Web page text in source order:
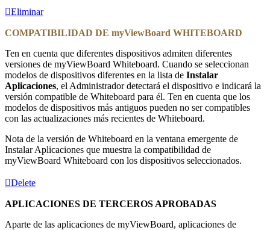
Eliminar
COMPATIBILIDAD DE myViewBoard WHITEBOARD
Ten en cuenta que diferentes dispositivos admiten diferentes
versiones de myViewBoard Whiteboard. Cuando se seleccionan
modelos de dispositivos diferentes en la lista de Instalar
Aplicaciones, el Administrador detectará el dispositivo e indicará la
versión compatible de Whiteboard para él. Ten en cuenta que los
modelos de dispositivos más antiguos pueden no ser compatibles
con las actualizaciones más recientes de Whiteboard.
Nota de la versión de Whiteboard en la ventana emergente de
Instalar Aplicaciones que muestra la compatibilidad de
myViewBoard Whiteboard con los dispositivos seleccionados.
Delete
APLICACIONES DE TERCEROS APROBADAS
Aparte de las aplicaciones de myViewBoard, aplicaciones de